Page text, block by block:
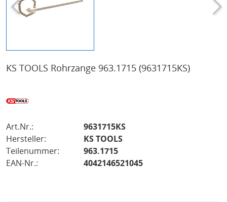
KS TOOLS Rohrzange 963.1715 (9631715KS)
Art.Nr.:
9631715KS
Hersteller:
KS TOOLS
Teilenummer:
963.1715
EAN-Nr.:
4042146521045